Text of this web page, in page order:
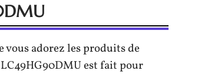
vous adorez les produits de
LC49HG90DMU est fait pour